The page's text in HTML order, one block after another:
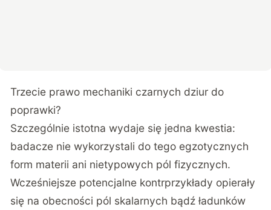
Trzecie prawo mechaniki czarnych dziur do
poprawki?
Szczególnie istotna wydaje się jedna kwestia:
badacze nie wykorzystali do tego egzotycznych
form materii ani nietypowych pól fizycznych.
Wcześniejsze potencjalne kontrprzykłady opierały
się na obecności pól skalarnych bądź ładunków